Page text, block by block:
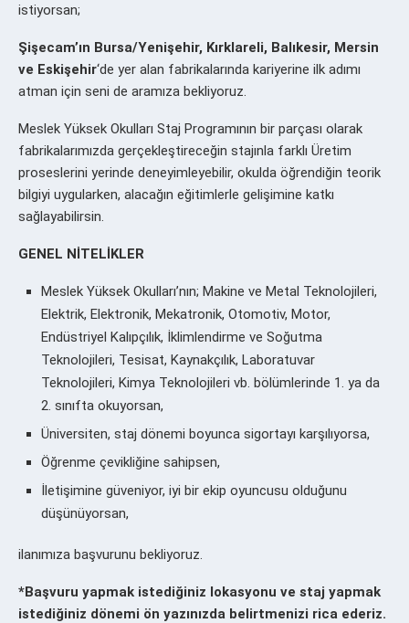
istiyorsan;
Şişecam’ın Bursa/Yenişehir, Kırklareli, Balıkesir, Mersin
ve Eskişehir‘de yer alan fabrikalarında kariyerine ilk adımı
atman için seni de aramıza bekliyoruz.
Meslek Yüksek Okulları Staj Programının bir parçası olarak
fabrikalarımızda gerçekleştireceğin stajınla farklı Üretim
proseslerini yerinde deneyimleyebilir, okulda öğrendiğin teorik
bilgiyi uygularken, alacağın eğitimlerle gelişimine katkı
sağlayabilirsin.
GENEL NİTELİKLER
Meslek Yüksek Okulları’nın; Makine ve Metal Teknolojileri,
Elektrik, Elektronik, Mekatronik, Otomotiv, Motor,
Endüstriyel Kalıpçılık, İklimlendirme ve Soğutma
Teknolojileri, Tesisat, Kaynakçılık, Laboratuvar
Teknolojileri, Kimya Teknolojileri vb. bölümlerinde 1. ya da
2. sınıfta okuyorsan,
Üniversiten, staj dönemi boyunca sigortayı karşılıyorsa,
Öğrenme çevikliğine sahipsen,
İletişimine güveniyor, iyi bir ekip oyuncusu olduğunu
düşünüyorsan,
ilanımıza başvurunu bekliyoruz.
*Başvuru yapmak istediğiniz lokasyonu ve staj yapmak
istediğiniz dönemi ön yazınızda belirtmenizi rica ederiz.